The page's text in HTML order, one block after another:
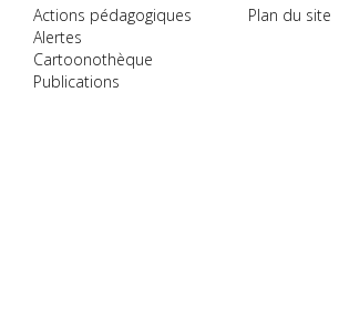
Actions pédagogiques
Alertes
Cartoonothèque
Publications
Plan du site